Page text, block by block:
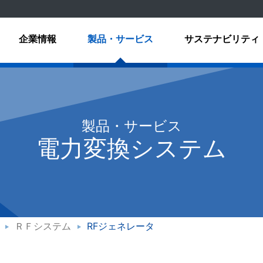
企業情報 製品・サービス サステナビリティ
製品・サービス
電力変換システム
ＲＦシステム RFジェネレータ